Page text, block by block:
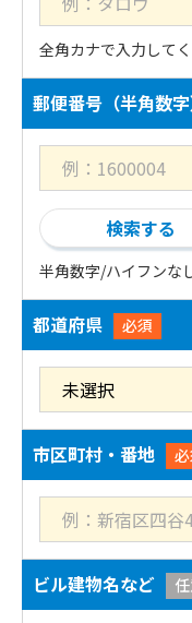
全角カナで入力してく
郵便番号（半角数字
半角数字/ハイフン
都道府県 必須
市区町村・番地
ビル建物名など